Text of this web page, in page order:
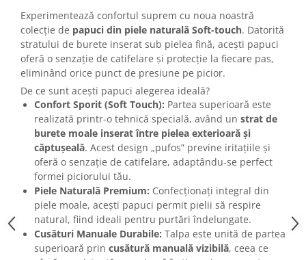
Experimentează confortul suprem cu noua noastră
colecție de papuci din piele naturală Soft-touch. Datorită
stratului de burete inserat sub pielea fină, acești papuci
oferă o senzație de catifelare și protecție la fiecare pas,
eliminând orice punct de presiune pe picior.
De ce sunt acești papuci alegerea ideală?
Confort Sporit (Soft Touch): Partea superioară este
realizată printr-o tehnică specială, având un strat de
burete moale inserat între pielea exterioară și
căptușeală. Acest design „pufos” previne iritațiile și
oferă o senzație de catifelare, adaptându-se perfect
formei piciorului tău.
Piele Naturală Premium: Confecționați integral din
piele moale, acești papuci permit pielii să respire
natural, fiind ideali pentru purtări îndelungate.
Cusături Manuale Durabile: Talpa este unită de partea
superioară prin cusătură manuală vizibilă, ceea ce